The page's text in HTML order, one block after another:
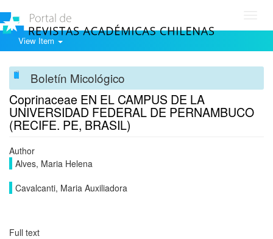
View Item
Boletín Micológico
Coprinaceae EN EL CAMPUS DE LA
UNIVERSIDAD FEDERAL DE PERNAMBUCO
(RECIFE. PE, BRASIL)
Author
Alves, Maria Helena
Cavalcanti, Maria Auxiliadora
Full text